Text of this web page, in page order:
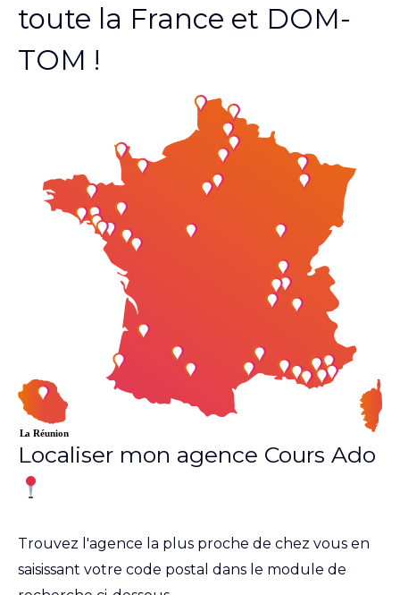
toute la France et DOM-
TOM !
Localiser mon agence Cours Ado
Trouvez l'agence la plus proche de chez vous en
saisissant votre code postal dans le module de